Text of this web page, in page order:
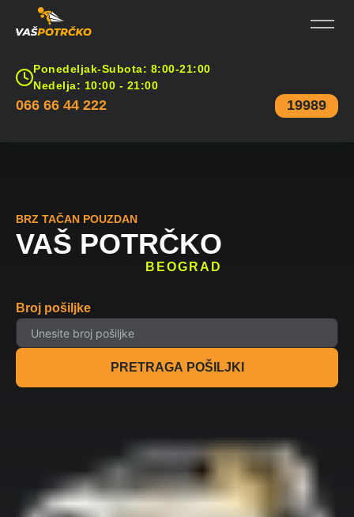
Ponedeljak-Subota: 8:00-21:00
Nedelja: 10:00 - 21:00
066 66 44 222 19989
BRZ TAČAN POUZDAN
VAŠ POTRČKO
BEOGRAD
Broj pošiljke
PRETRAGA POŠILJKI